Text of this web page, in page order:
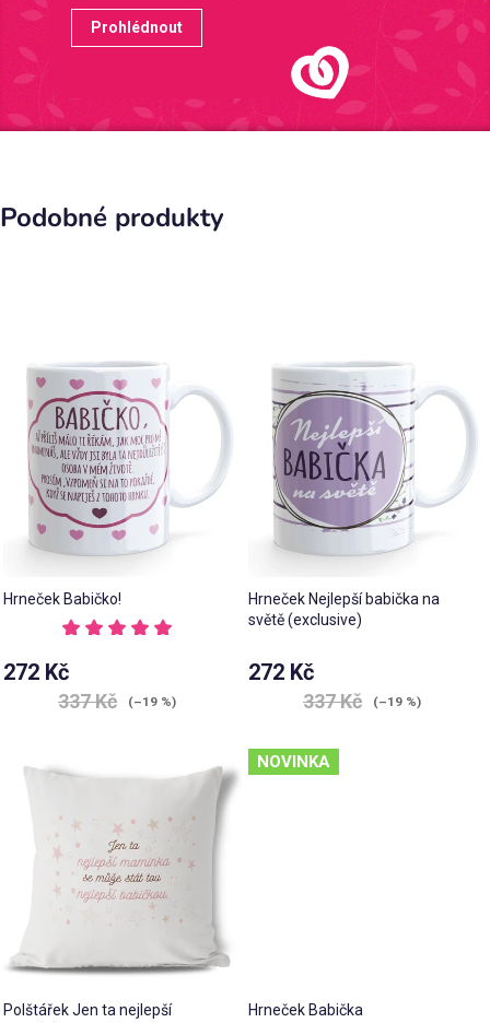
Prohlédnout
Podobné produkty
Hrneček Babičko!
hodnocení
produktu
je
5,0
272 Kč
337 Kč (–19 %)
Hrneček Nejlepší babička na
světě (exclusive)
272 Kč
337 Kč (–19 %)
Polštářek Jen ta nejlepší
NOVINKA
Hrneček Babička